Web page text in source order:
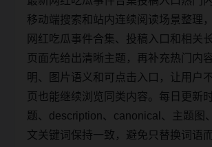
移动端搜索和站内连续阅读场景整理
网红吃瓜事件合集、投稿入口和相关
页面先给出清晰主题，再补充热门内
明、图片语义和可点击入口，让用户
页也能继续浏览同类内容。每日更新
题、description、canonical、主题图
文关键词保持一致，避免只替换词语